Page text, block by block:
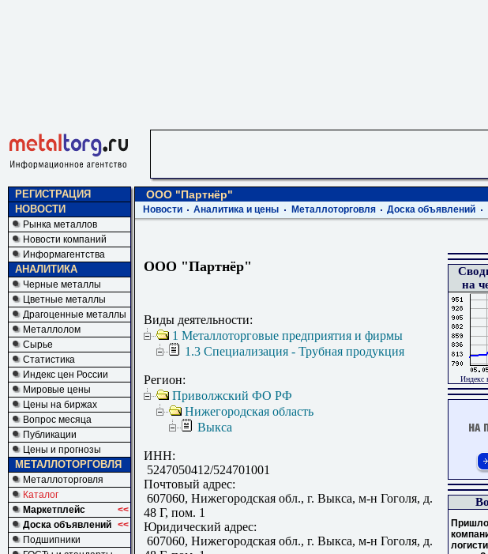
РЕГИСТРАЦИЯ
НОВОСТИ
Рынка металлов
Новости компаний
Информагентства
АНАЛИТИКА
Черные металлы
Цветные металлы
Драгоценные металлы
Металлолом
Сырье
Статистика
Индекс цен России
Мировые цены
Цены на биржах
Вопрос месяца
Публикации
Цены и прогнозы
МЕТАЛЛОТОРГОВЛЯ
Металлоторговля
Каталог
Маркетплейс
<<
Доска объявлений <<
Подшипники
ООО "Партнёр"
Новости Аналитика и цены Металлоторговля Доска объявлений
ООО "Партнёр"
Виды деятельности:
1 Металлоторговые предприятия и фирмы
1.3 Специализация - Трубная продукция
Регион:
Приволжский ФО РФ
Нижегородская область
Выкса
ИНН:
5247050412/524701001
Почтовый адрес:
607060, Нижегородская обл., г. Выкса, м-н Гоголя, д.
48 Г, пом. 1
Юридический адрес:
607060, Нижегородская обл., г. Выкса, м-н Гоголя, д.
на
Индекс